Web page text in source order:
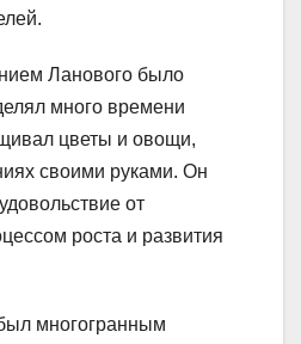
Ланового было
много времени
цветы и овощи,
своими руками. Он
от
роста и развития
многогранным